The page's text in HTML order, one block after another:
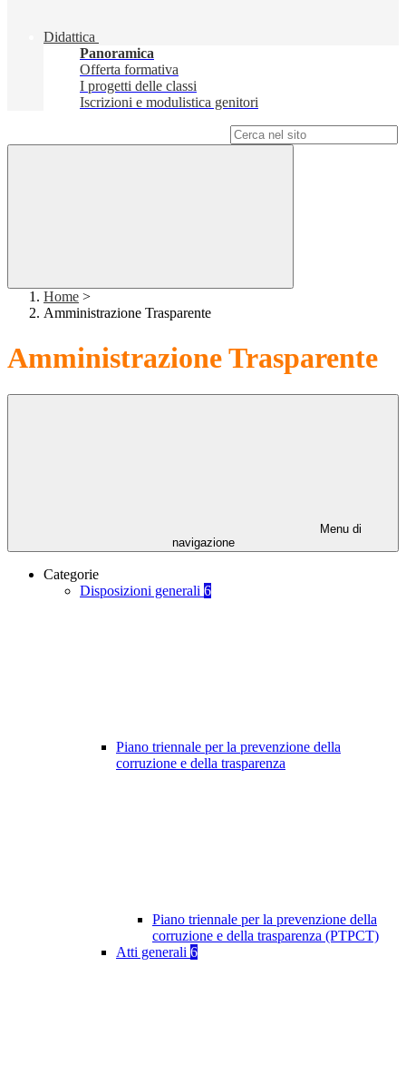
Didattica
Panoramica
Offerta formativa
I progetti delle classi
Iscrizioni e modulistica genitori
Home >
Amministrazione Trasparente
Amministrazione Trasparente
Menu di
navigazione
Categorie
Disposizioni generali 6
Piano triennale per la prevenzione della
corruzione e della trasparenza
Piano triennale per la prevenzione della
corruzione e della trasparenza (PTPCT)
Atti generali 6